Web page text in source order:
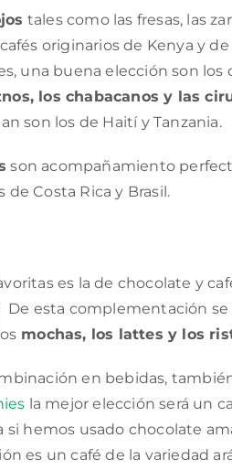
tales como las fresas, las
originarios de Kenya y de
una buena elección son los
los chabacanos y las
son los de Haití y Tanzania.
son acompañamiento
Costa Rica y Brasil.
es la de chocolate y
esta complementación
mochas, los lattes y los
en bebidas,
la mejor elección será un
si hemos usado chocolate
es un café de la variedad